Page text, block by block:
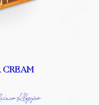
CREAM
Klopfer